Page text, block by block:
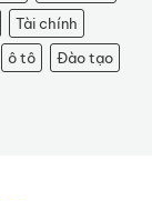
Tài chính
ô tô
Đào tạo